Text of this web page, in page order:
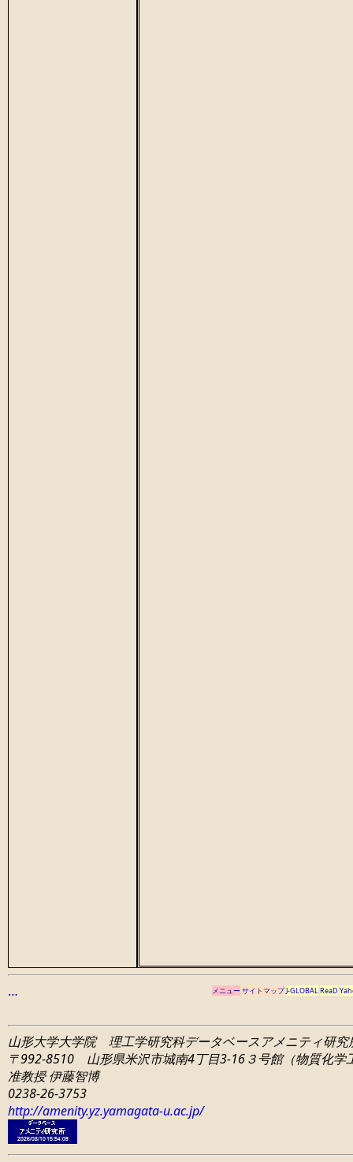
… メニューサイトマップJ-GLOBALReaD
山形大学大学院 理工学研究科データベースアメニティ研究
〒992-8510 山形県米沢市城南4丁目3-16３号館（物質化学
准教授 伊藤智博
0238-26-3753
http://amenity.yz.yamagata-u.ac.jp/